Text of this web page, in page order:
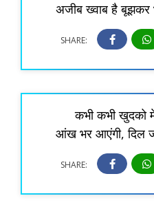
अजीब ख्वाब है बूझकर
SHARE:
कभी कभी खुदको
आंख भर आएंगी, दिल
SHARE: